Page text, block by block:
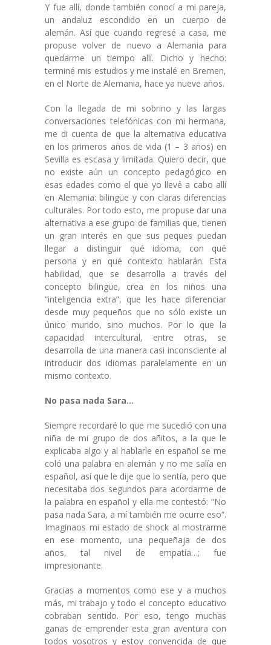
Y fue allí, donde también conocí a mi pareja,
un andaluz escondido en un cuerpo de
alemán. Así que cuando regresé a casa, me
propuse volver de nuevo a Alemania para
quedarme un tiempo allí. Dicho y hecho:
terminé mis estudios y me instalé en Bremen,
en el Norte de Alemania, hace ya nueve años.
Con la llegada de mi sobrino y las largas
conversaciones telefónicas con mi hermana,
me di cuenta de que la alternativa educativa
en los primeros años de vida (1 – 3 años) en
Sevilla es escasa y limitada. Quiero decir, que
no existe aún un concepto pedagógico en
esas edades como el que yo llevé a cabo allí
en Alemania: bilingüe y con claras diferencias
culturales. Por todo esto, me propuse dar una
alternativa a ese grupo de familias que, tienen
un gran interés en que sus peques puedan
llegar a distinguir qué idioma, con qué
persona y en qué contexto hablarán. Esta
habilidad, que se desarrolla a través del
concepto bilingüe, crea en los niños una
“inteligencia extra”, que les hace diferenciar
desde muy pequeños que no sólo existe un
único mundo, sino muchos. Por lo que la
capacidad intercultural, entre otras, se
desarrolla de una manera casi inconsciente al
introducir dos idiomas paralelamente en un
mismo contexto.
No pasa nada Sara…
Siempre recordaré lo que me sucedió con una
niña de mi grupo de dos añitos, a la que le
explicaba algo y al hablarle en español se me
coló una palabra en alemán y no me salía en
español, así que le dije que lo sentía, pero que
necesitaba dos segundos para acordarme de
la palabra en español y ella me contestó: “No
pasa nada Sara, a mí también me ocurre eso“.
Imaginaos mi estado de shock al mostrarme
en ese momento, una pequeñaja de dos
años, tal nivel de empatía…; fue
impresionante.
Gracias a momentos como ese y a muchos
más, mi trabajo y todo el concepto educativo
cobraban sentido. Por eso, tengo muchas
ganas de emprender esta gran aventura con
todos vosotros y estoy convencida de que